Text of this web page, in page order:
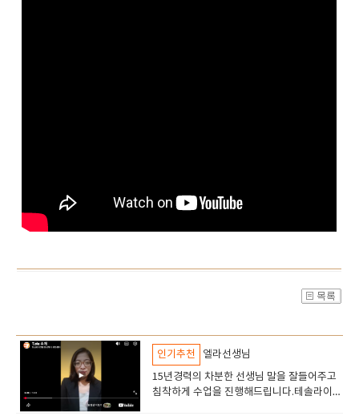
인기추천
엘라선생님
15년경력의 차분한 선생님 말을 잘들어주고
침착하게 수업을 진행해드립니다.테솔라이센